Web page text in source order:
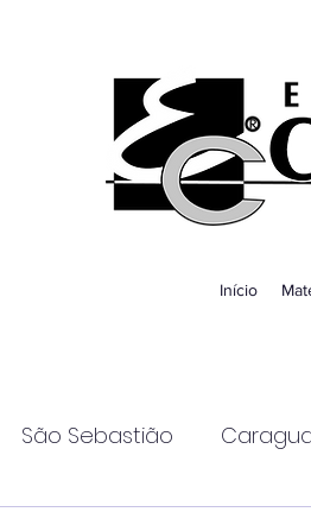
Início
São Sebastião